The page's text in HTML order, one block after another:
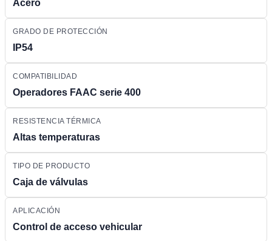
Acero
GRADO DE PROTECCIÓN
IP54
COMPATIBILIDAD
Operadores FAAC serie 400
RESISTENCIA TÉRMICA
Altas temperaturas
TIPO DE PRODUCTO
Caja de válvulas
APLICACIÓN
Control de acceso vehicular